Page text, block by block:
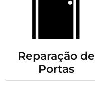
Reparação de
Portas